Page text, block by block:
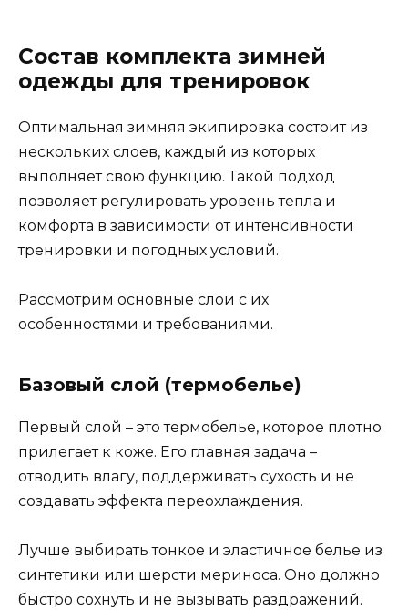
Состав комплекта зимней
одежды для тренировок
Оптимальная зимняя экипировка состоит из
нескольких слоев, каждый из которых
выполняет свою функцию. Такой подход
позволяет регулировать уровень тепла и
комфорта в зависимости от интенсивности
тренировки и погодных условий.
Рассмотрим основные слои с их
особенностями и требованиями.
Базовый слой (термобелье)
Первый слой – это термобелье, которое плотно
прилегает к коже. Его главная задача –
отводить влагу, поддерживать сухость и не
создавать эффекта переохлаждения.
Лучше выбирать тонкое и эластичное белье из
синтетики или шерсти мериноса. Оно должно
быстро сохнуть и не вызывать раздражений.